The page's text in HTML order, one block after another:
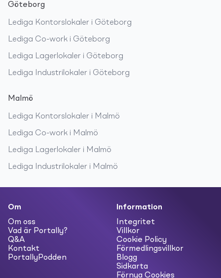
Göteborg
Lediga Kontorslokaler i Göteborg
Lediga Co-work i Göteborg
Lediga Lagerlokaler i Göteborg
Lediga Industrilokaler i Göteborg
Malmö
Lediga Kontorslokaler i Malmö
Lediga Co-work i Malmö
Lediga Lagerlokaler i Malmö
Lediga Industrilokaler i Malmö
Om
Om oss
Vad är Portally?
Q&A
Kontakt
PortallyPodden
Information
Integritet
Villkor
Cookie Policy
Förmedlingsvillkor
Blogg
Sidkarta
Förnya Cookies